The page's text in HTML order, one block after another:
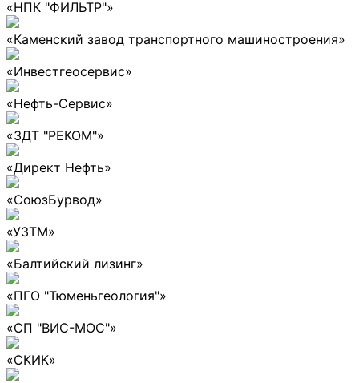
«НПК "ФИЛЬТР"»
«Каменский завод транспортного машиностроения»
«Инвестгеосервис»
«Нефть-Сервис»
«ЗДТ "РЕКОМ"»
«Директ Нефть»
«СоюзБурвод»
«УЗТМ»
«Балтийский лизинг»
«ПГО "Тюменьгеология"»
«СП "ВИС-МОС"»
«СКИК»